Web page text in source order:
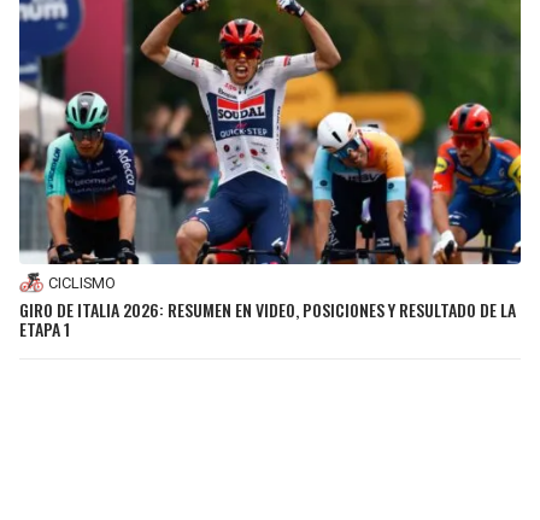
CICLISMO
GIRO DE ITALIA 2026: RESUMEN EN VIDEO, POSICIONES Y RESULTADO DE LA
ETAPA 1